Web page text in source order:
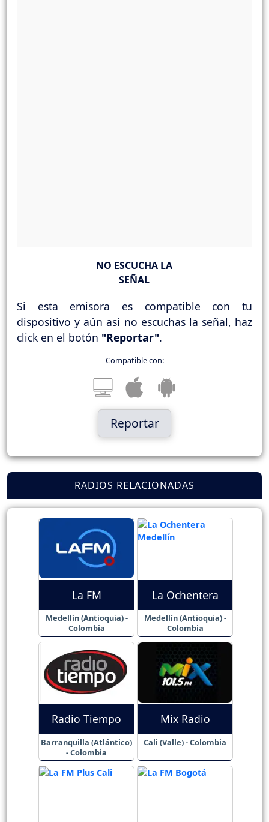
NO ESCUCHA LA
SEÑAL
Si esta emisora es compatible con tu
dispositivo y aún así no escuchas la señal, haz
click en el botón "Reportar".
Compatible con:
Reportar
RADIOS RELACIONADAS
La FM
Medellín (Antioquia) -
Colombia
La Ochentera
Medellín (Antioquia) -
Colombia
Radio Tiempo
Barranquilla (Atlántico)
- Colombia
Mix Radio
Cali (Valle) - Colombia